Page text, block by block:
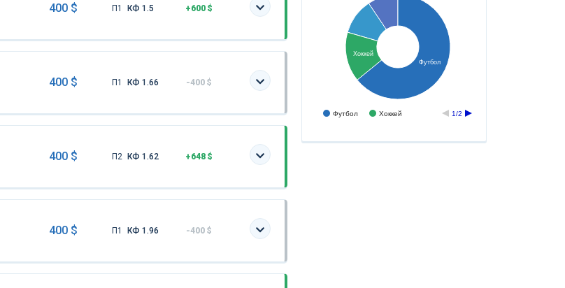
400 $ П1 КФ 1.5 +600 $
400 $ П1 КФ 1.66 -400 $
400 $ П2 КФ 1.62 +648 $
400 $ П1 КФ 1.96 -400 $
Футбол Хоккей 1/2
Хоккей
Футбол